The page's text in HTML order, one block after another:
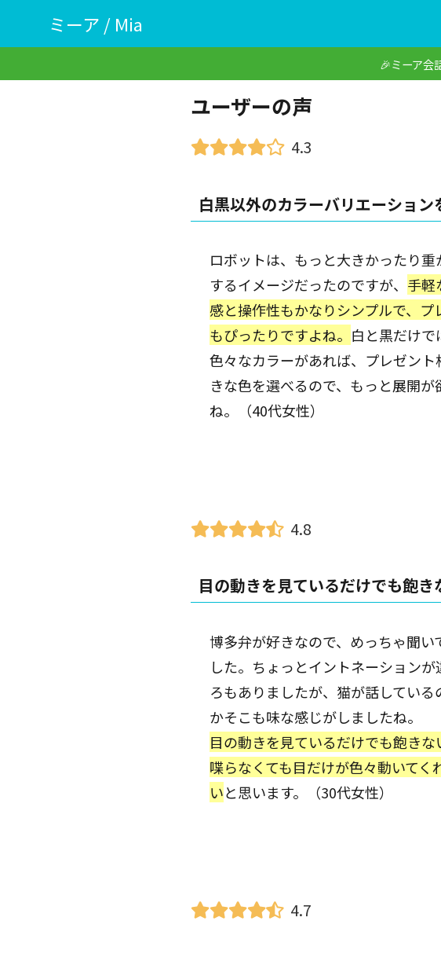
ミーア / Mia
🎉ミーア会
ユーザーの声
4.3
白黒以外のカラーバリエーション
ロボットは、もっと大きかったり重
するイメージだったのですが、 手軽
感と操作性もかなりシンプルで、プ
もぴったりですよね。 白と黒だけで
色々なカラーがあれば、プレゼント
きな色を選べるので、もっと展開が
ね。（40代女性）
4.8
目の動きを見ているだけでも飽き
博多弁が好きなので、めっちゃ聞い
した。ちょっとイントネーションが
ろもありましたが、猫が話している
かそこも味な感じがしましたね。
目の動きを見ているだけでも飽きな
喋らなくても目だけが色々動いてく
いと思います。（30代女性）
4.7